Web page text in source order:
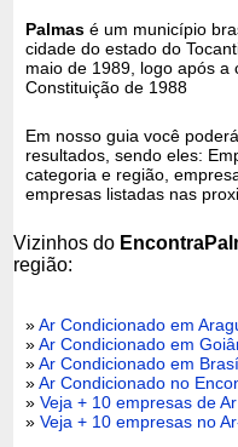
Palmas é um município
cidade do estado do
maio de 1989, logo após a
Constituição de 1988
Em nosso guia você
resultados, sendo eles:
categoria e região,
empresas listadas nas
Vizinhos do
região:
»Ar Condicionado em
»Ar Condicionado em
»Ar Condicionado em
»Ar Condicionado no
»Veja + 10 empresas de
»Veja + 10 empresas no